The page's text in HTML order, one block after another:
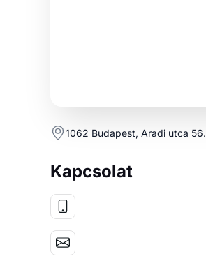
1062 Budapest, Aradi utca 56.
Kapcsolat